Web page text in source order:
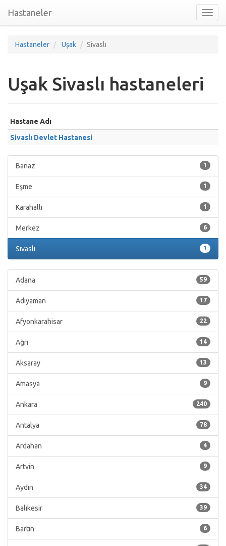
nav
Hastaneler
Hastaneler Uşak Sivaslı
Uşak Sivaslı hastaneleri
Hastane Adı
Sivaslı Devlet Hastanesi
1
Banaz
1
Eşme
1
Karahallı
6
Merkez
1
Sivaslı
59
Adana
17
Adıyaman
22
Afyonkarahisar
14
Ağrı
13
Aksaray
9
Amasya
240
Ankara
78
Antalya
4
Ardahan
9
Artvin
34
Aydın
39
Balıkesir
6
Bartın